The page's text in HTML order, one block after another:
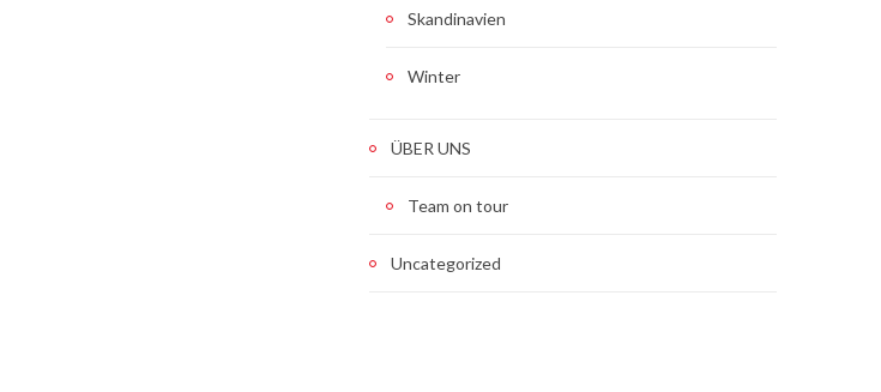
Skandinavien
Winter
ÜBER UNS
Team on tour
Uncategorized